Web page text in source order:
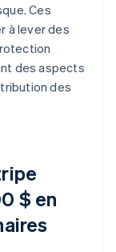
Ces
à lever des
des aspects
des
$ en